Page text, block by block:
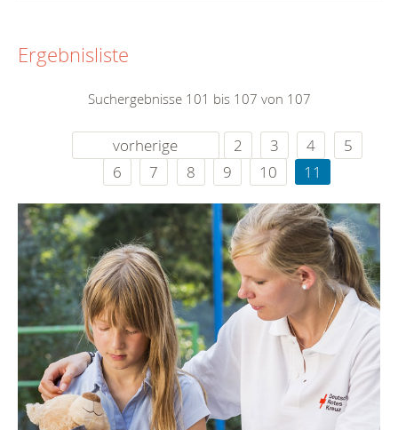
Ergebnisliste
Suchergebnisse 101 bis 107 von 107
vorherige 2 3 4
5
6
7 8 9 10 11